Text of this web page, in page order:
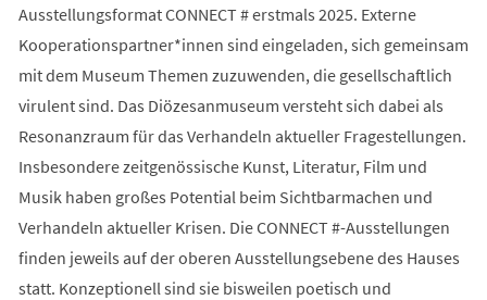
Ausstellungsformat CONNECT # erstmals 2025. Externe
Kooperationspartner*innen sind eingeladen, sich gemeinsam
mit dem Museum Themen zuzuwenden, die gesellschaftlich
virulent sind. Das Diözesanmuseum versteht sich dabei als
Resonanzraum für das Verhandeln aktueller Fragestellungen.
Insbesondere zeitgenössische Kunst, Literatur, Film und
Musik haben großes Potential beim Sichtbarmachen und
Verhandeln aktueller Krisen. Die CONNECT #-Ausstellungen
finden jeweils auf der oberen Ausstellungsebene des Hauses
statt. Konzeptionell sind sie bisweilen poetisch und